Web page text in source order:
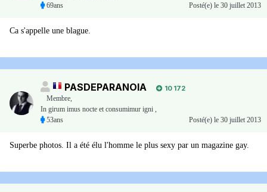
69ans
Posté(e) le 30 juillet 2013
Ca s'appelle une blague.
PASDEPARANOIA
10 172
Membre,
In girum imus nocte et consumimur igni ,
53ans
Posté(e) le 30 juillet 2013
Superbe photos. Il a été élu l'homme le plus sexy par un magazine gay.